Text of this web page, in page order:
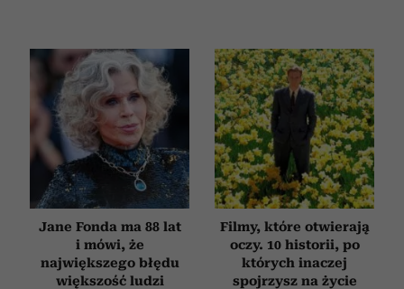
Jane Fonda ma 88 lat
i mówi, że
największego błędu
większość ludzi
Filmy, które otwierają
oczy. 10 historii, po
których inaczej
spojrzysz na życie